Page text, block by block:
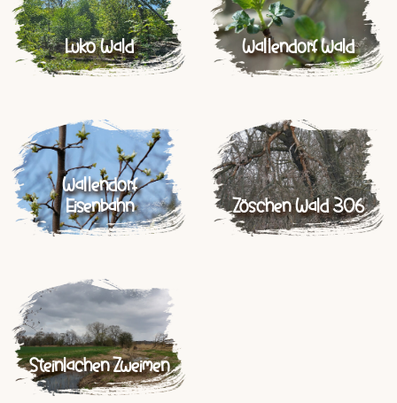
Luko Wald Wallendorf Wald
Wallendorf
Eisenbahn
Zöschen Wald 306
Steinlachen Zweimen